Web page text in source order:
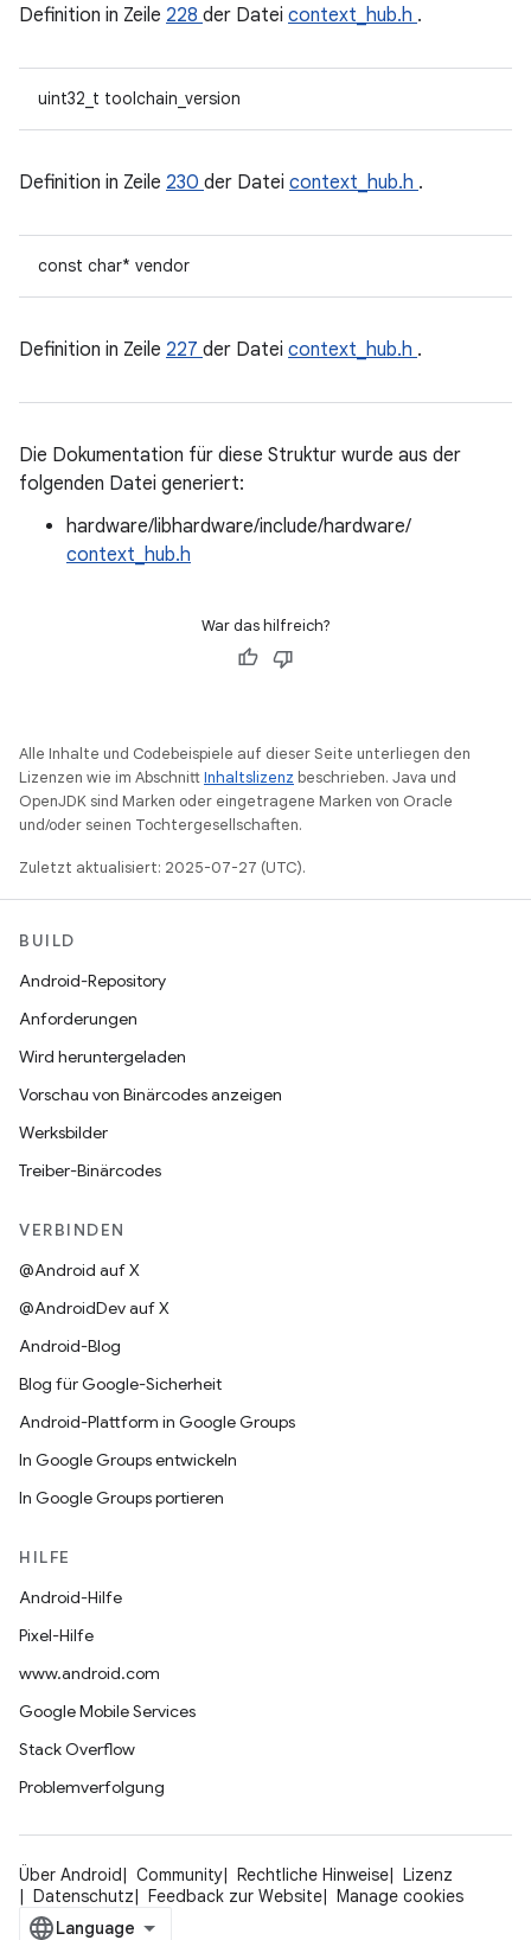
Definition in Zeile 228 der Datei context_hub.h .
uint32_t toolchain_version
Definition in Zeile 230 der Datei context_hub.h .
const char* vendor
Definition in Zeile 227 der Datei context_hub.h .
Die Dokumentation für diese Struktur wurde aus der
folgenden Datei generiert:
hardware/libhardware/include/hardware/
context_hub.h
War das hilfreich?
Alle Inhalte und Codebeispiele auf dieser Seite unterliegen den
Lizenzen wie im AbschnittInhaltslizenz beschrieben. Java und
OpenJDK sind Marken oder eingetragene Marken von Oracle
und/oder seinen Tochtergesellschaften.
Zuletzt aktualisiert: 2025-07-27 (UTC).
BUILD
Android-Repository
Anforderungen
Wird heruntergeladen
Vorschau von Binärcodes anzeigen
Werksbilder
Treiber-Binärcodes
VERBINDEN
@Android auf X
@AndroidDev auf X
Android-Blog
Blog für Google-Sicherheit
Android-Plattform in Google Groups
In Google Groups entwickeln
In Google Groups portieren
HILFE
Android-Hilfe
Pixel-Hilfe
www.android.com
Google Mobile Services
Stack Overflow
Problemverfolgung
Über Android Community Rechtliche Hinweise
Lizenz
Datenschutz
Feedback zur Website Manage cookies